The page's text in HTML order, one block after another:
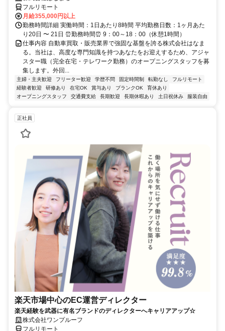
フルリモート
月給355,000円以上
勤務時間詳細 実働時間：1日あたり8時間 平均勤務日数：1ヶ月あた
り20日 〜 21日 ⏰勤務時間⏰ 9：00～18：00（休憩1時間）
仕事内容 自動車買取・販売業界で強固な基盤を誇る株式会社はなま
る。当社は、高度な専門知識を持つあなたをお迎えするため、アジャ
スター職（完全在宅・テレワーク勤務）のオープニングスタッフを募
集します。外回...
主婦・主夫歓迎 フリーター歓迎 学歴不問 固定時間制 転勤なし
フルリモート
経験者歓迎
研修あり 在宅OK 賞与あり ブランクOK
育休あり
オープニングスタッフ
交通費支給 長期歓迎 長期休暇あり 土日祝休み 服装自由
正社員
楽天市場中心のEC運営ディレクター
楽天経験を武器に有名ブランドのディレクターへキャリアアップ☆
株式会社ワンプルーフ
フルリモート